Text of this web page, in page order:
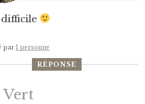
par1 personne
RÉPONSE
Vert